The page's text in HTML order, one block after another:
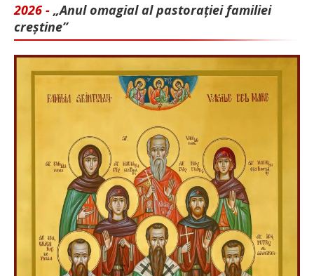
2026 - „Anul omagial al pastorației familiei
creștine”